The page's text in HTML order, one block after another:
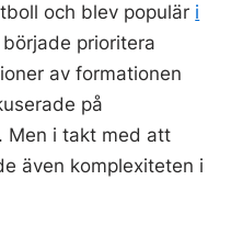
och blev populär i
prioritera
av formationen
på
Men i takt med att
även komplexiteten i